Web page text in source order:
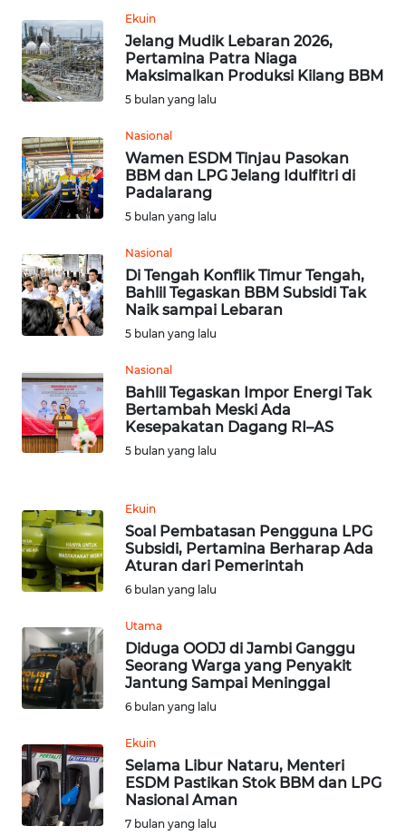
Ekuin
Jelang Mudik Lebaran 2026,
Pertamina Patra Niaga
Maksimalkan Produksi Kilang BBM
5 bulan yang lalu
Nasional
Wamen ESDM Tinjau Pasokan
BBM dan LPG Jelang Idulfitri di
Padalarang
5 bulan yang lalu
Nasional
Di Tengah Konflik Timur Tengah,
Bahlil Tegaskan BBM Subsidi Tak
Naik sampai Lebaran
5 bulan yang lalu
Nasional
Bahlil Tegaskan Impor Energi Tak
Bertambah Meski Ada
Kesepakatan Dagang RI–AS
5 bulan yang lalu
Ekuin
Soal Pembatasan Pengguna LPG
Subsidi, Pertamina Berharap Ada
Aturan dari Pemerintah
6 bulan yang lalu
Utama
Diduga OODJ di Jambi Ganggu
Seorang Warga yang Penyakit
Jantung Sampai Meninggal
6 bulan yang lalu
Ekuin
Selama Libur Nataru, Menteri
ESDM Pastikan Stok BBM dan LPG
Nasional Aman
7 bulan yang lalu
WN
KALTARA
KALSEL
WN
KALTIM
WN
SULSEL
WN
WN
SULUT
WN
MALUT
WN
WN
DANAU
TOBA
WN
NIAS
WN